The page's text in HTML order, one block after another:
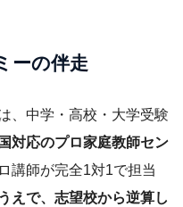
ーの伴走
、中学・高校・大学受験
対応のプロ家庭教師セン
講師が完全1対1で担当
えで、志望校から逆算し